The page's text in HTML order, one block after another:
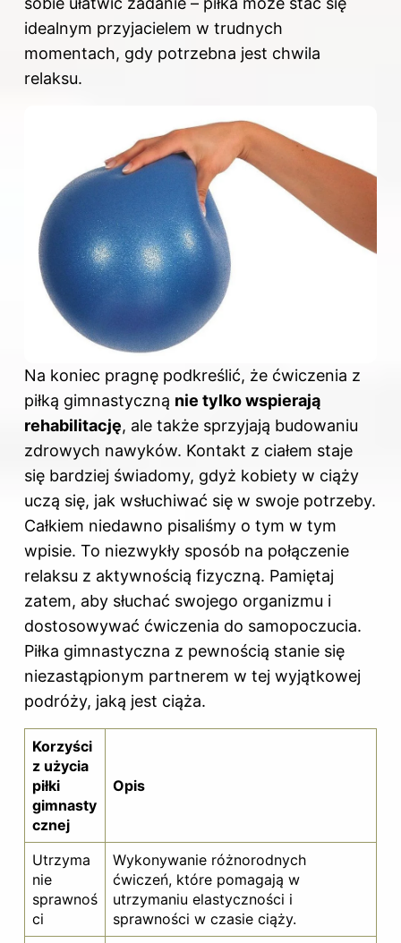
idealnym przyjacielem w trudnych
momentach, gdy potrzebna jest chwila
relaksu.
Na koniec pragnę podkreślić, że ćwiczenia z
piłką gimnastyczną nie tylko wspierają
rehabilitację, ale także sprzyjają budowaniu
zdrowych nawyków. Kontakt z ciałem staje
się bardziej świadomy, gdyż kobiety w ciąży
uczą się, jak wsłuchiwać się w swoje potrzeby.
Całkiem niedawno pisaliśmy o tym w tym
wpisie. To niezwykły sposób na połączenie
relaksu z aktywnością fizyczną. Pamiętaj
zatem, aby słuchać swojego organizmu i
dostosowywać ćwiczenia do samopoczucia.
Piłka gimnastyczna z pewnością stanie się
niezastąpionym partnerem w tej wyjątkowej
podróży, jaką jest ciąża.
Korzyści
z użycia
piłki
gimnasty
cznej
Opis
Utrzyma
nie
sprawnoś
ci
Wykonywanie różnorodnych
ćwiczeń, które pomagają w
utrzymaniu elastyczności i
sprawności w czasie ciąży.